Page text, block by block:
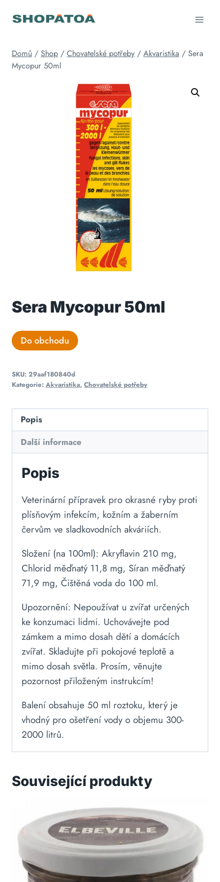
Domů / Shop / Chovatelské potřeby / Akvaristika / Sera
Mycopur 50ml
Sera Mycopur 50ml
Do obchodu
SKU: 29aaf180840d
Kategorie: Akvaristika, Chovatelské potřeby
Popis
Další informace
Popis
Veterinární přípravek pro okrasné ryby proti
plísňovým infekcím, kožním a žaberním
červům ve sladkovodních akváriích.
Složení (na 100ml): Akryflavin 210 mg,
Chlorid měďnatý 11,8 mg, Síran měďnatý
71,9 mg, Čištěná voda do 100 ml.
Upozornění: Nepoužívat u zvířat určených
ke konzumaci lidmi. Uchovávejte pod
zámkem a mimo dosah dětí a domácích
zvířat. Skladujte při pokojové teplotě a
mimo dosah světla. Prosím, věnujte
pozornost přiloženým instrukcím!
Balení obsahuje 50 ml roztoku, který je
vhodný pro ošetření vody o objemu 300-
2000 litrů.
Související produkty